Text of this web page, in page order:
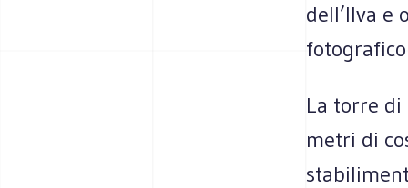
dell’Ilva
La torre di
metri di